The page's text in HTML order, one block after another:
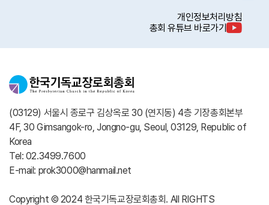
개인정보처리방침
총회 유튜브 바로가기
(03129) 서울시 종로구 김상옥로 30 (연지동) 4층 기장총회본부
4F, 30 Gimsangok-ro, Jongno-gu, Seoul, 03129, Republic of
Korea
Tel: 02.3499.7600
E-mail: prok3000@hanmail.net
Copyright © 2024 한국기독교장로회총회. All RIGHTS